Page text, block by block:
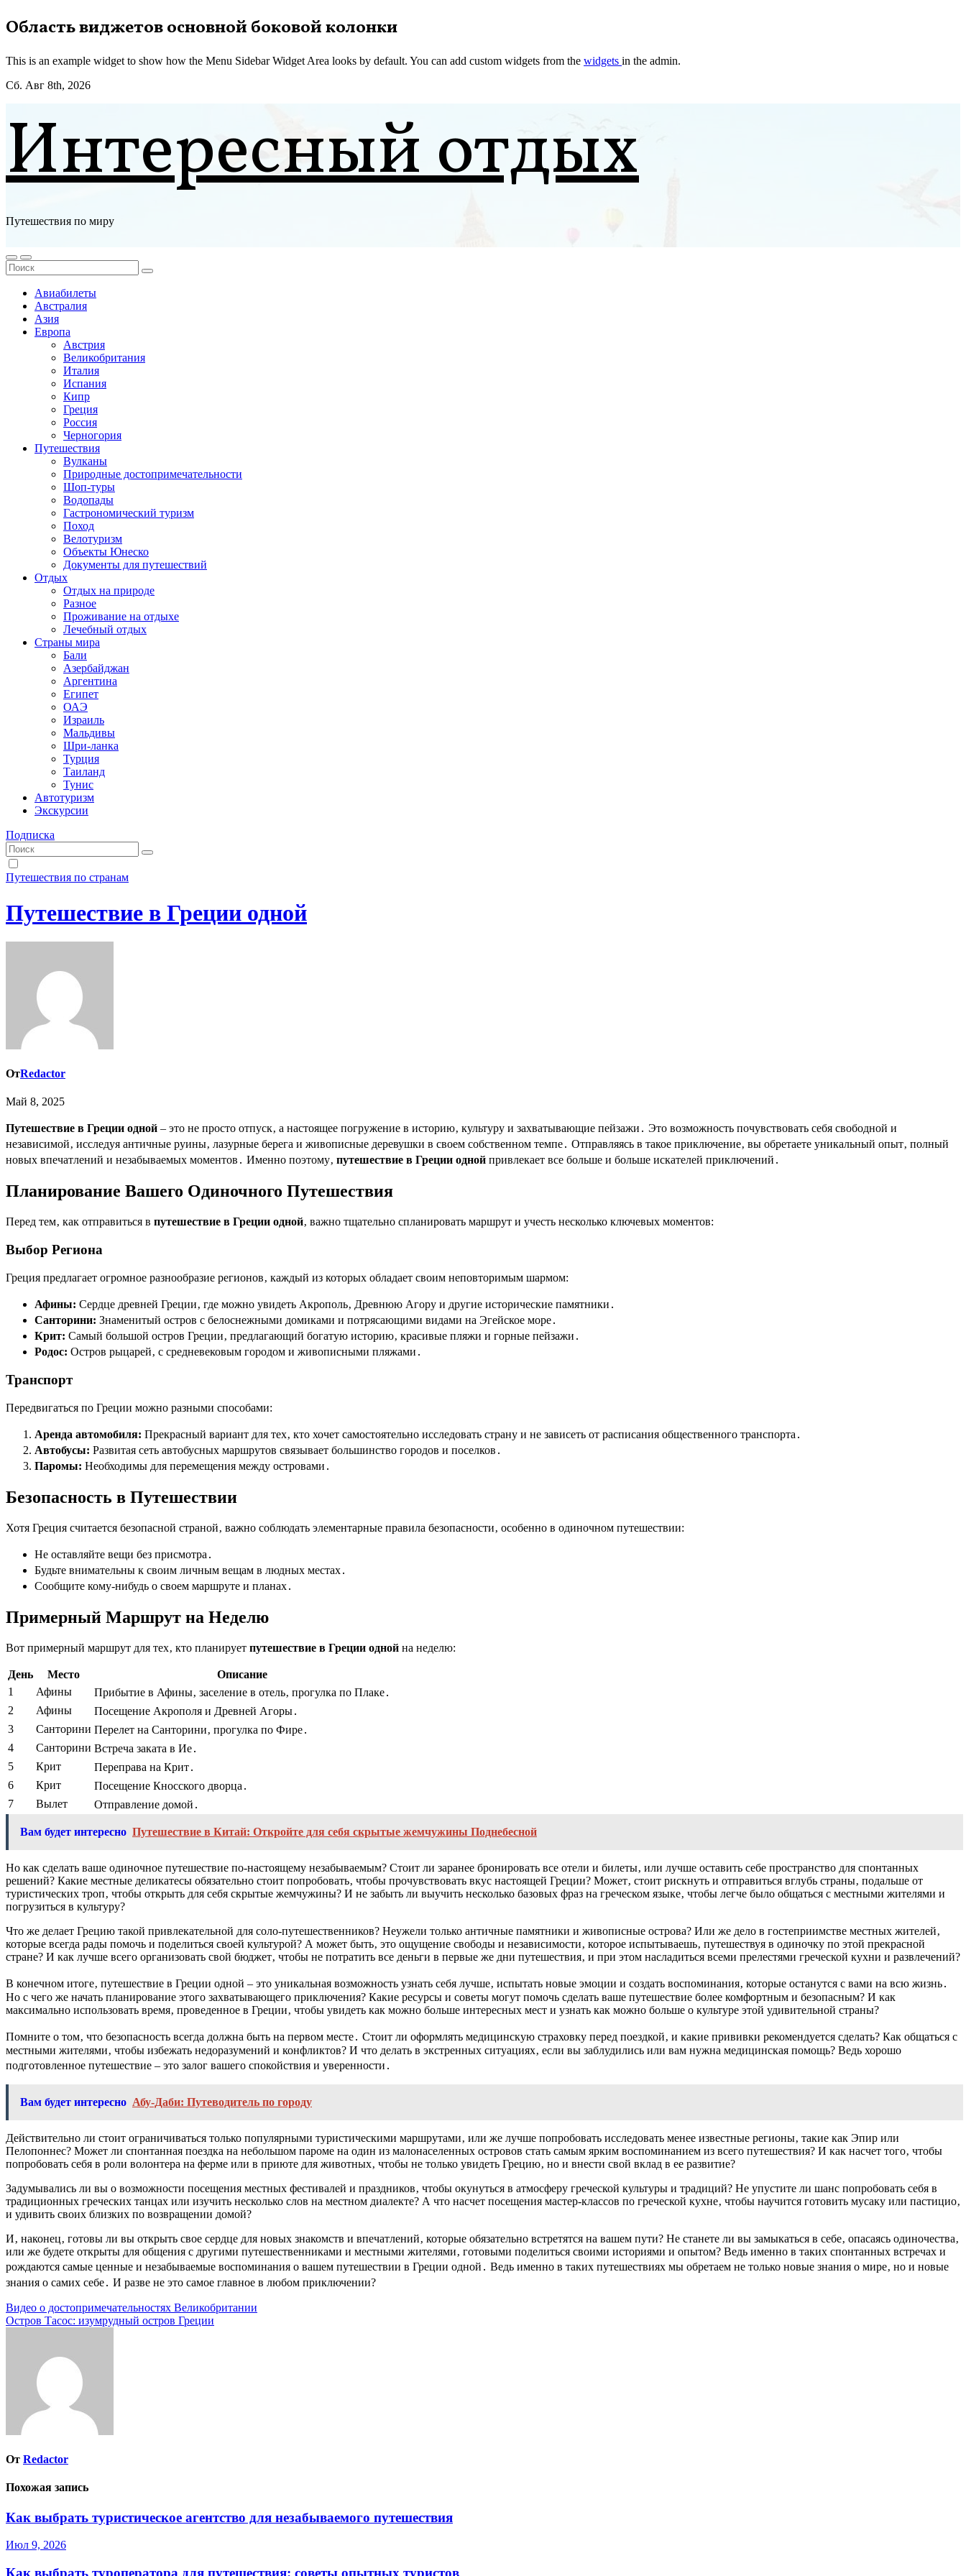
Перейти
к
Область виджетов основной боковой колонки
This is an example widget to show how the Menu Sidebar Widget Area looks by default. You can add custom widgets from the widgets in the admin.
Сб. Авг 8th, 2026
Интересный отдых
Путешествия по миру
Авиабилеты
Австралия
Азия
Европа
Австрия
Великобритания
Италия
Испания
Кипр
Греция
Россия
Черногория
Путешествия
Вулканы
Природные достопримечательности
Шоп-туры
Водопады
Гастрономический туризм
Поход
Велотуризм
Объекты Юнеско
Документы для путешествий
Отдых
Отдых на природе
Разное
Проживание на отдыхе
Лечебный отдых
Страны мира
Бали
Азербайджан
Аргентина
Египет
ОАЭ
Израиль
Мальдивы
Шри-ланка
Турция
Таиланд
Тунис
Автотуризм
Экскурсии
Подписка
Путешествия по странам
Путешествие в Греции одной
ОтRedactor
Май 8, 2025
Путешествие в Греции одной – это не просто отпуск‚ а настоящее погружение в историю‚ культуру и захватывающие пейзажи․ Это возможность почувствовать себя свободной и
независимой‚ исследуя античные руины‚ лазурные берега и живописные деревушки в своем собственном темпе․ Отправляясь в такое приключение‚ вы обретаете уникальный опыт‚ полный
новых впечатлений и незабываемых моментов․ Именно поэтому‚ путешествие в Греции одной привлекает все больше и больше искателей приключений․
Планирование Вашего Одиночного Путешествия
Перед тем‚ как отправиться в путешествие в Греции одной‚ важно тщательно спланировать маршрут и учесть несколько ключевых моментов:
Выбор Региона
Греция предлагает огромное разнообразие регионов‚ каждый из которых обладает своим неповторимым шармом:
Афины: Сердце древней Греции‚ где можно увидеть Акрополь‚ Древнюю Агору и другие исторические памятники․
Санторини: Знаменитый остров с белоснежными домиками и потрясающими видами на Эгейское море․
Крит: Самый большой остров Греции‚ предлагающий богатую историю‚ красивые пляжи и горные пейзажи․
Родос: Остров рыцарей‚ с средневековым городом и живописными пляжами․
Транспорт
Передвигаться по Греции можно разными способами:
Аренда автомобиля: Прекрасный вариант для тех‚ кто хочет самостоятельно исследовать страну и не зависеть от расписания общественного транспорта․
Автобусы: Развитая сеть автобусных маршрутов связывает большинство городов и поселков․
Паромы: Необходимы для перемещения между островами․
Безопасность в Путешествии
Хотя Греция считается безопасной страной‚ важно соблюдать элементарные правила безопасности‚ особенно в одиночном путешествии:
Не оставляйте вещи без присмотра․
Будьте внимательны к своим личным вещам в людных местах․
Сообщите кому-нибудь о своем маршруте и планах․
Примерный Маршрут на Неделю
Вот примерный маршрут для тех‚ кто планирует путешествие в Греции одной на неделю:
День Место
Описание
1
Афины
Прибытие в Афины‚ заселение в отель‚ прогулка по Плаке․
2
Афины
Посещение Акрополя и Древней Агоры․
3
Санторини Перелет на Санторини‚ прогулка по Фире․
4
Санторини Встреча заката в Ие․
5
Крит
Переправа на Крит․
6
Крит
Посещение Кносского дворца․
7
Вылет Отправление домой․
Вам будет интересно Путешествие в Китай: Откройте для себя скрытые жемчужины Поднебесной
Но как сделать ваше одиночное путешествие по-настоящему незабываемым? Стоит ли заранее бронировать все отели и билеты‚ или лучше оставить себе пространство для спонтанных
решений? Какие местные деликатесы обязательно стоит попробовать‚ чтобы прочувствовать вкус настоящей Греции? Может‚ стоит рискнуть и отправиться вглубь страны‚ подальше от
туристических троп‚ чтобы открыть для себя скрытые жемчужины? И не забыть ли выучить несколько базовых фраз на греческом языке‚ чтобы легче было общаться с местными жителями и
погрузиться в культуру?
Что же делает Грецию такой привлекательной для соло-путешественников? Неужели только античные памятники и живописные острова? Или же дело в гостеприимстве местных жителей‚
которые всегда рады помочь и поделиться своей культурой? А может быть‚ это ощущение свободы и независимости‚ которое испытываешь‚ путешествуя в одиночку по этой прекрасной
стране? И как лучше всего организовать свой бюджет‚ чтобы не потратить все деньги в первые же дни путешествия‚ и при этом насладиться всеми прелестями греческой кухни и развлечений?
В конечном итоге‚ путешествие в Греции одной – это уникальная возможность узнать себя лучше‚ испытать новые эмоции и создать воспоминания‚ которые останутся с вами на всю жизнь․
Но с чего же начать планирование этого захватывающего приключения? Какие ресурсы и советы могут помочь сделать ваше путешествие более комфортным и безопасным? И как
максимально использовать время‚ проведенное в Греции‚ чтобы увидеть как можно больше интересных мест и узнать как можно больше о культуре этой удивительной страны?
Помните о том‚ что безопасность всегда должна быть на первом месте․ Стоит ли оформлять медицинскую страховку перед поездкой‚ и какие прививки рекомендуется сделать? Как общаться с
местными жителями‚ чтобы избежать недоразумений и конфликтов? И что делать в экстренных ситуациях‚ если вы заблудились или вам нужна медицинская помощь? Ведь хорошо
подготовленное путешествие – это залог вашего спокойствия и уверенности․
Вам будет интересно Абу-Даби: Путеводитель по городу
Действительно ли стоит ограничиваться только популярными туристическими маршрутами‚ или же лучше попробовать исследовать менее известные регионы‚ такие как Эпир или
Пелопоннес? Может ли спонтанная поездка на небольшом пароме на один из малонаселенных островов стать самым ярким воспоминанием из всего путешествия? И как насчет того‚ чтобы
попробовать себя в роли волонтера на ферме или в приюте для животных‚ чтобы не только увидеть Грецию‚ но и внести свой вклад в ее развитие?
Задумывались ли вы о возможности посещения местных фестивалей и праздников‚ чтобы окунуться в атмосферу греческой культуры и традиций? Не упустите ли шанс попробовать себя в
традиционных греческих танцах или изучить несколько слов на местном диалекте? А что насчет посещения мастер-классов по греческой кухне‚ чтобы научится готовить мусаку или пастицио‚
и удивить своих близких по возвращении домой?
И‚ наконец‚ готовы ли вы открыть свое сердце для новых знакомств и впечатлений‚ которые обязательно встретятся на вашем пути? Не станете ли вы замыкаться в себе‚ опасаясь одиночества‚
или же будете открыты для общения с другими путешественниками и местными жителями‚ готовыми поделиться своими историями и опытом? Ведь именно в таких спонтанных встречах и
рождаются самые ценные и незабываемые воспоминания о вашем путешествии в Греции одной․ Ведь именно в таких путешествиях мы обретаем не только новые знания о мире‚ но и новые
знания о самих себе․ И разве не это самое главное в любом приключении?
Навигация
по
Видео о достопримечательностях Великобритании
Остров Тасос: изумрудный остров Греции
От Redactor
Похожая запись
Как выбрать туристическое агентство для незабываемого путешествия
Июл 9, 2026
Как выбрать туроператора для путешествия: советы опытных туристов